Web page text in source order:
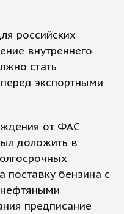
российских
внутреннего
стать
экспортными
от ФАС
доложить в
бензина с
предписание